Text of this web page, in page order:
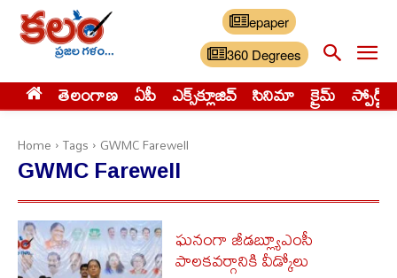
epaper
360 Degrees
తెలంగాణ ఏపీ ఎక్స్‌క్లూజివ్‌ సినిమా క్రైమ్ స్పోర్ట్స్
Home Tags GWMC Farewell
GWMC Farewell
ఘనంగా జీడబ్ల్యూఎంసీ
పాలకవర్గానికి వీడ్కోలు